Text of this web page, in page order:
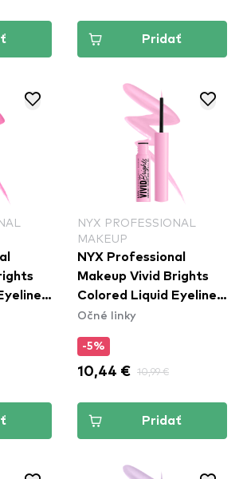
Pridať
NYX PROFESSIONAL
MAKEUP
NYX Professional
Makeup Vivid Brights
Colored Liquid Eyeliner
- Sneaky Pink (VBLL09)
Očné linky
-5%
10,44 € 10,99 €
Pridať